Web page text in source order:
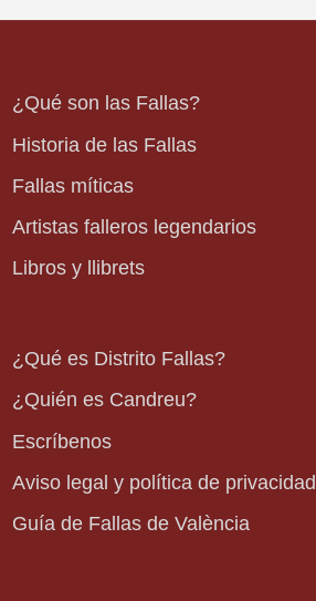
¿Qué son las Fallas?
Historia de las Fallas
Fallas míticas
Artistas falleros legendarios
Libros y llibrets
¿Qué es Distrito Fallas?
¿Quién es Candreu?
Escríbenos
Aviso legal y política de privacidad
Guía de Fallas de València